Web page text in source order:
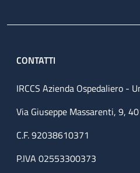
CONTATTI
IRCCS Azienda Ospedaliero -
Via Giuseppe Massarenti, 9,
C.F. 92038610371
P.IVA 02553300373